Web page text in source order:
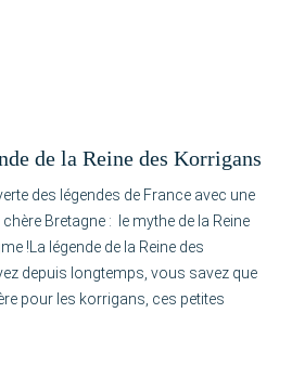
de la Reine des Korrigans
des légendes de France avec une
Bretagne : le mythe de la Reine
!La légende de la Reine des
depuis longtemps, vous savez que
pour les korrigans, ces petites